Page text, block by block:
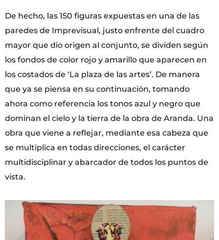
De hecho, las 150 figuras expuestas en una de las
paredes de Imprevisual, justo enfrente del cuadro
mayor que dio origen al conjunto, se dividen según
los fondos de color rojo y amarillo que aparecen en
los costados de ‘La plaza de las artes’. De manera
que ya se piensa en su continuación, tomando
ahora como referencia los tonos azul y negro que
dominan el cielo y la tierra de la obra de Aranda. Una
obra que viene a reflejar, mediante esa cabeza que
se multiplica en todas direcciones, el carácter
multidisciplinar y abarcador de todos los puntos de
vista.